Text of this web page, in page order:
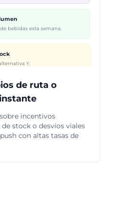
bebidas esta semana.
Y.
de ruta o
incentivos
stock o desvíos viales
con altas tasas de